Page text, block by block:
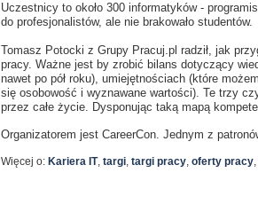
Uczestnicy to około 300 informatyków -
do profesjonalistów, ale nie brakowało studentów.
Tomasz Potocki z Grupy Pracuj.pl radził, jak
pracy. Ważne jest by zrobić bilans dotyczący
nawet po pół roku), umiejętnościach (które
się osobowość i wyznawane wartości). Te trzy
przez całe życie. Dysponując taką mapą
Organizatorem jest CareerCon. Jednym z
Więcej o: Kariera IT, targi, targi pracy, oferty pracy,